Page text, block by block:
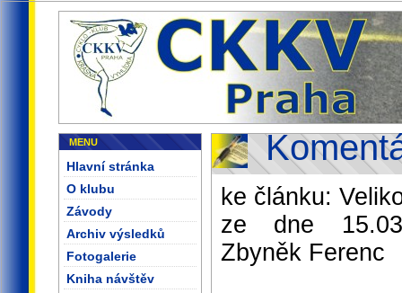
MENU
Hlavní stránka
O klubu
Závody
Archiv výsledků
Fotogalerie
Kniha návštěv
ke článku:
ze dne
Zbyněk Ferenc